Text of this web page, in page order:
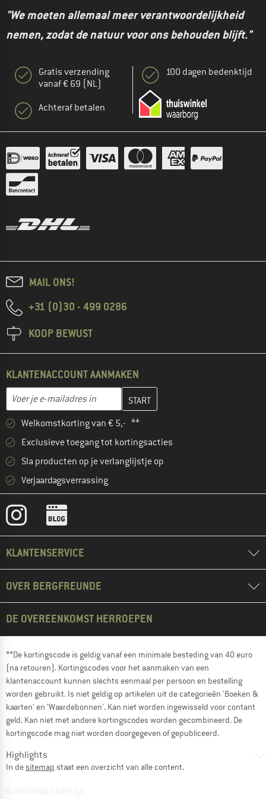
"We moeten allemaal meer verantwoordelijkheid
nemen, zodat de natuur voor ons behouden blijft."
Gratis verzending
vanaf € 69 (NL)
Achteraf betalen
100 dagen bedenktijd
MAIL ONS!
+31 (0)30 - 499 0286
KOOP BEWUST
KLANTENACCOUNT AANMAKEN
E-mailadres
Vul je e-mailadres hier in en maak in de volgende stap je
Welkomstkorting van € 5,- **
Exclusieve toegang tot kortingsacties
Sla producten op je verlanglijstje op
Verjaardagsverrassing
KLANTENSERVICE
OVER BERGFREUNDE
DE OVEREENKOMST HERROEPEN
**De kortingscode is geldig vanaf een minimale besteding van 40 euro
(na retouren). Kortingscodes voor het aanmaken van een
klantenaccount kunnen slechts eenmaal per persoon en bestelling
worden gebruikt. Is niet geldig op artikelen uit de categorieën 'Boeken &
kaarten' en 'Waardebonnen'. Kan niet worden ingewisseld voor contant
geld. Kan niet met andere kortingscodes worden gecombineerd. De
kortingscode mag niet worden doorgegeven of gepubliceerd.
Highlights
In desitemap staat een overzicht van alle content.